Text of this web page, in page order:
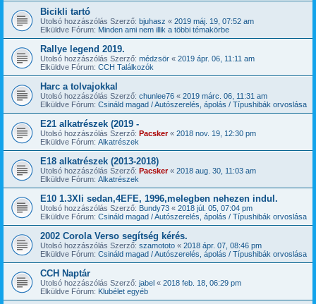
Bicikli tartó
Utolsó hozzászólás Szerző: bjuhasz « 2019 máj. 19, 07:52 am
Elküldve Fórum: Minden ami nem illik a többi témakörbe
Rallye legend 2019.
Utolsó hozzászólás Szerző: médzsör « 2019 ápr. 06, 11:11 am
Elküldve Fórum: CCH Találkozók
Harc a tolvajokkal
Utolsó hozzászólás Szerző: chunlee76 « 2019 márc. 06, 11:31 am
Elküldve Fórum: Csináld magad / Autószerelés, ápolás / Típushibák orvoslása
E21 alkatrészek (2019 -
Utolsó hozzászólás Szerző: Pacsker« 2018 nov. 19, 12:30 pm
Elküldve Fórum: Alkatrészek
E18 alkatrészek (2013-2018)
Utolsó hozzászólás Szerző: Pacsker« 2018 aug. 30, 11:03 am
Elküldve Fórum: Alkatrészek
E10 1.3Xli sedan,4EFE, 1996,melegben nehezen indul.
Utolsó hozzászólás Szerző: Bundy73 « 2018 júl. 05, 07:04 pm
Elküldve Fórum: Csináld magad / Autószerelés, ápolás / Típushibák orvoslása
2002 Corola Verso segítség kérés.
Utolsó hozzászólás Szerző: szamototo « 2018 ápr. 07, 08:46 pm
Elküldve Fórum: Csináld magad / Autószerelés, ápolás / Típushibák orvoslása
CCH Naptár
Utolsó hozzászólás Szerző: jabel « 2018 feb. 18, 06:29 pm
Elküldve Fórum: Klubélet egyéb